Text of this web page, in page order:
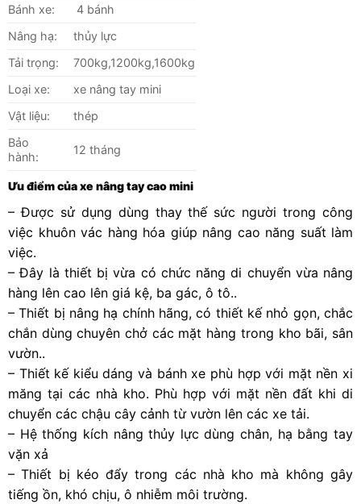
Bánh xe:
4 bánh
Nâng hạ:
thủy lực
Tải trọng:
700kg,1200kg,1600kg
Loại xe:
xe nâng tay mini
Vật liệu:
thép
Bảo
hành:
12 tháng
Ưu điểm của xe nâng tay cao mini
– Được sử dụng dùng thay thế sức người trong công
việc khuôn vác hàng hóa giúp nâng cao năng suất làm
việc.
– Đây là thiết bị vừa có chức năng di chuyển vừa nâng
hàng lên cao lên giá kệ, ba gác, ô tô..
– Thiết bị nâng hạ chính hãng, có thiết kế nhỏ gọn, chắc
chắn dùng chuyên chở các mặt hàng trong kho bãi, sân
vườn..
– Thiết kế kiểu dáng và bánh xe phù hợp với mặt nền xi
măng tại các nhà kho. Phù hợp với mặt nền đất khi di
chuyển các chậu cây cảnh từ vườn lên các xe tải.
– Hệ thống kích nâng thủy lực dùng chân, hạ bằng tay
vặn xả
– Thiết bị kéo đẩy trong các nhà kho mà không gây
tiếng ồn, khó chịu, ô nhiễm môi trường.